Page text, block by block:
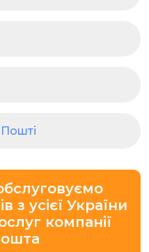
з усієї України
компанії